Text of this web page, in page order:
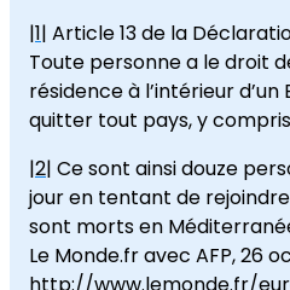
|1| Article 13 de la
Toute personne a le droit
résidence à l’intérieur
quitter tout pays, y
|2| Ce sont ainsi douze
jour en tentant de
sont morts en
Le Monde.fr avec AFP, 26
http://www.lemonde.fr/